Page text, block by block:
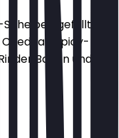
gefüllt mit
Spicy-
Bacon und